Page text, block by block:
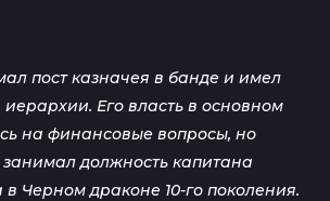
пост казначея в банде и имел
иерархии. Его власть в основном
на финансовые вопросы, но
должность капитана
Черном драконе 10-го поколения.